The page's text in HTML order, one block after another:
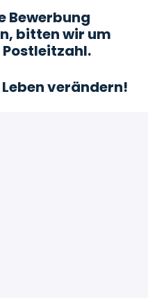
Bewerbung
bitten wir um
verändern!